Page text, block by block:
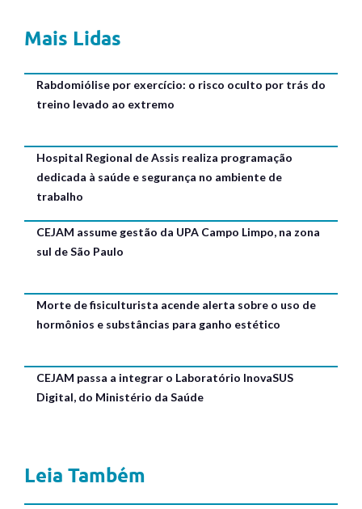
Mais Lidas
Rabdomiólise por exercício: o risco oculto por trás do
treino levado ao extremo
Hospital Regional de Assis realiza programação
dedicada à saúde e segurança no ambiente de
trabalho
CEJAM assume gestão da UPA Campo Limpo, na zona
sul de São Paulo
Morte de fisiculturista acende alerta sobre o uso de
hormônios e substâncias para ganho estético
CEJAM passa a integrar o Laboratório InovaSUS
Digital, do Ministério da Saúde
Leia Também